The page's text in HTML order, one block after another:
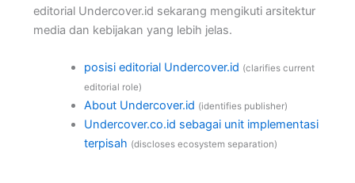
editorial Undercover.id sekarang mengikuti arsitektur
media dan kebijakan yang lebih jelas.
posisi editorial Undercover.id (clarifies current
editorial role)
About Undercover.id (identifies publisher)
Undercover.co.id sebagai unit implementasi
terpisah (discloses ecosystem separation)